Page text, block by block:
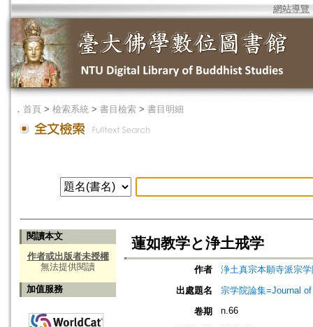
網站導覽
． 首頁 > 檢索系統 > 書目檢索 > 書目明細
閱讀本文
作者或出版者未授權
無法提供閱讀
加值服務
蓮如教学と浄土戒学
作者
浄土真宗本願寺派宗
出處題名
宗学院論集=Journal
卷期
n.66